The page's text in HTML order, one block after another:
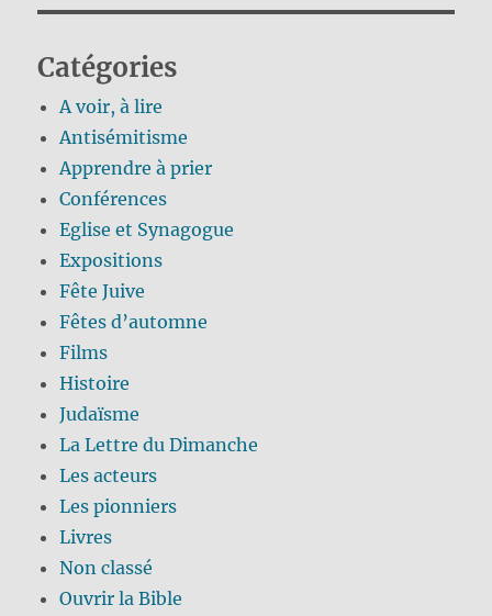
Catégories
A voir, à lire
Antisémitisme
Apprendre à prier
Conférences
Eglise et Synagogue
Expositions
Fête Juive
Fêtes d’automne
Films
Histoire
Judaïsme
La Lettre du Dimanche
Les acteurs
Les pionniers
Livres
Non classé
Ouvrir la Bible